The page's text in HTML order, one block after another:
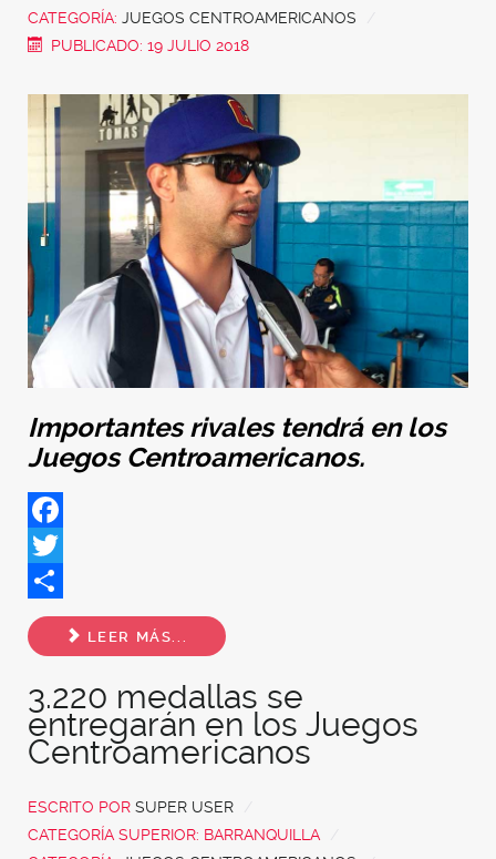
CATEGORÍA: JUEGOS CENTROAMERICANOS
PUBLICADO: 19 JULIO 2018
Importantes rivales tendrá en los
Juegos Centroamericanos.
Facebook
Twitter
Share
LEER MÁS...
3.220 medallas se
entregarán en los Juegos
Centroamericanos
ESCRITO POR SUPER USER
CATEGORÍA SUPERIOR: BARRANQUILLA